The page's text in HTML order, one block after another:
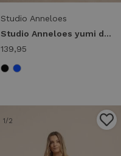
Studio Anneloes
Studio Anneloes yumi dress 14390 Jurk 6900 dark blue
139,95
1/2